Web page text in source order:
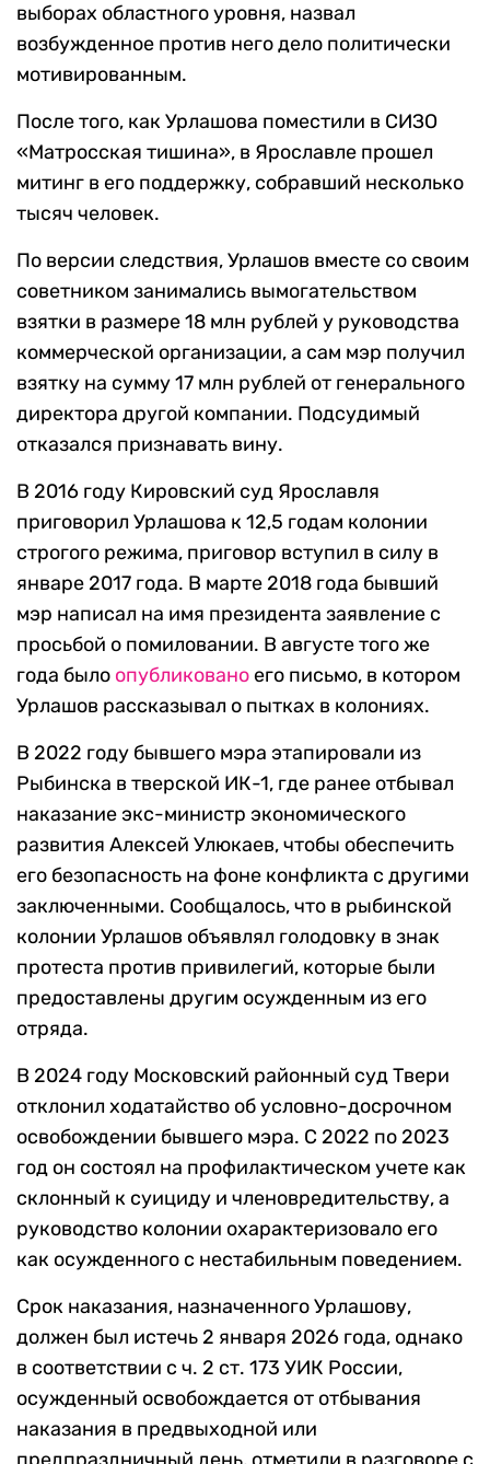
выборах областного уровня, назвал
возбужденное против него дело политически
мотивированным.
После того, как Урлашова поместили в СИЗО
«Матросская тишина», в Ярославле прошел
митинг в его поддержку, собравший несколько
тысяч человек.
По версии следствия, Урлашов вместе со своим
советником занимались вымогательством
взятки в размере 18 млн рублей у руководства
коммерческой организации, а сам мэр получил
взятку на сумму 17 млн рублей от генерального
директора другой компании. Подсудимый
отказался признавать вину.
В 2016 году Кировский суд Ярославля
приговорил Урлашова к 12,5 годам колонии
строгого режима, приговор вступил в силу в
январе 2017 года. В марте 2018 года бывший
мэр написал на имя президента заявление с
просьбой о помиловании. В августе того же
года было опубликованоего письмо, в котором
Урлашов рассказывал о пытках в колониях.
В 2022 году бывшего мэра этапировали из
Рыбинска в тверской ИК-1, где ранее отбывал
наказание экс-министр экономического
развития Алексей Улюкаев, чтобы обеспечить
его безопасность на фоне конфликта с другими
заключенными. Сообщалось, что в рыбинской
колонии Урлашов объявлял голодовку в знак
протеста против привилегий, которые были
предоставлены другим осужденным из его
отряда.
В 2024 году Московский районный суд Твери
отклонил ходатайство об условно-досрочном
освобождении бывшего мэра. С 2022 по 2023
год он состоял на профилактическом учете как
склонный к суициду и членовредительству, а
руководство колонии охарактеризовало его
как осужденного с нестабильным поведением.
Срок наказания, назначенного Урлашову,
должен был истечь 2 января 2026 года, однако
в соответствии с ч. 2 ст. 173 УИК России,
осужденный освобождается от отбывания
наказания в предвыходной или